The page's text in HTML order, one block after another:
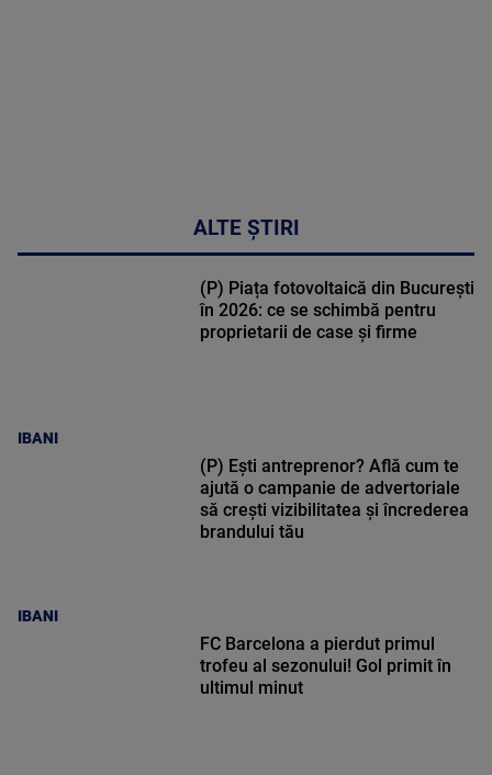
ALTE ȘTIRI
IBANI
(P) Piața fotovoltaică din București
în 2026: ce se schimbă pentru
proprietarii de case și firme
IBANI
(P) Ești antreprenor? Află cum te
ajută o campanie de advertoriale
să crești vizibilitatea și încrederea
brandului tău
FC Barcelona a pierdut primul
trofeu al sezonului! Gol primit în
ultimul minut